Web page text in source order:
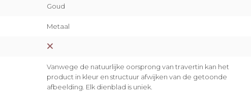
Goud
Metaal
Vanwege de natuurlijke oorsprong van travertin kan het
product in kleur en structuur afwijken van de getoonde
afbeelding. Elk dienblad is uniek.